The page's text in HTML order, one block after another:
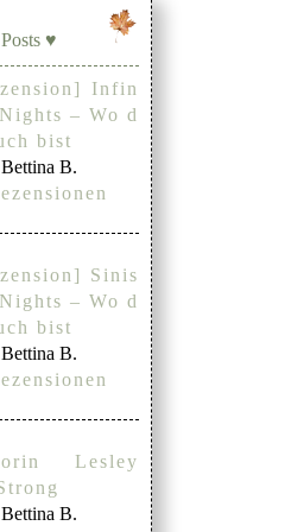
♥
Infin
– Wo d
bist
B.
Sinis
– Wo d
bist
B.
Lesley
B.